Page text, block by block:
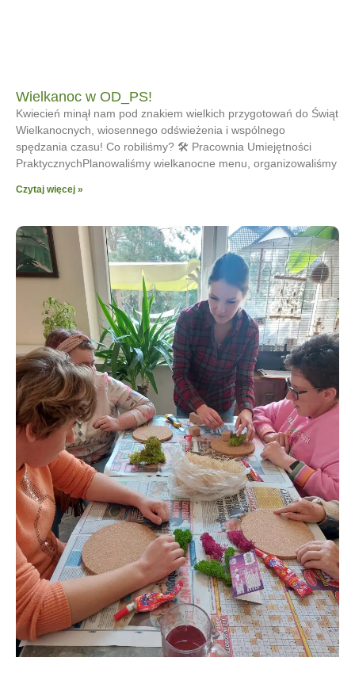
Wielkanoc w OD_PS!
Kwiecień minął nam pod znakiem wielkich przygotowań do Świąt
Wielkanocnych, wiosennego odświeżenia i wspólnego
spędzania czasu! Co robiliśmy? 🛠 Pracownia Umiejętności
PraktycznychPlanowaliśmy wielkanocne menu, organizowaliśmy
Czytaj więcej »